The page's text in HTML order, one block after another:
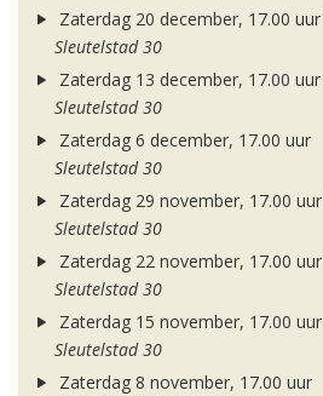
Zaterdag 20 december, 17.00 uur
Sleutelstad 30
Zaterdag 13 december, 17.00 uur
Sleutelstad 30
Zaterdag 6 december, 17.00 uur
Sleutelstad 30
Zaterdag 29 november, 17.00 uur
Sleutelstad 30
Zaterdag 22 november, 17.00 uur
Sleutelstad 30
Zaterdag 15 november, 17.00 uur
Sleutelstad 30
Zaterdag 8 november, 17.00 uur